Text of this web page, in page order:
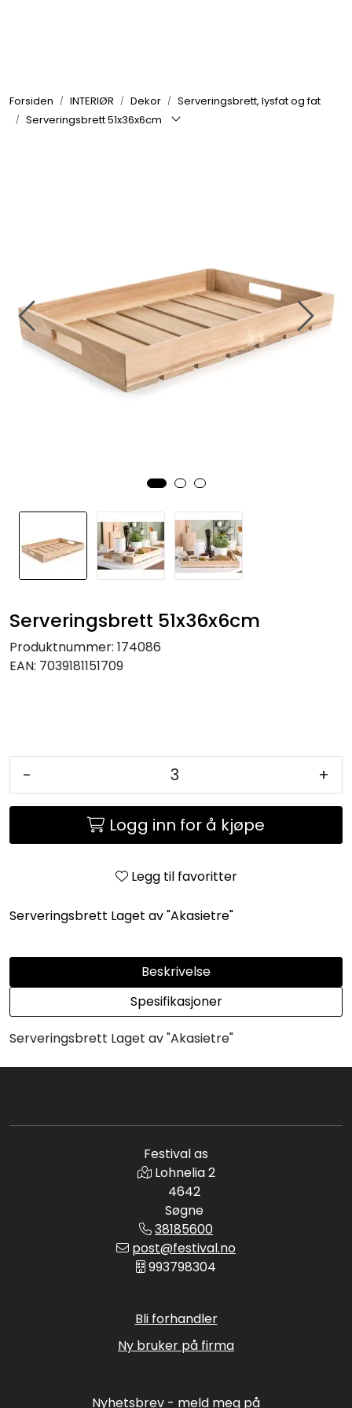
Forsiden INTERIØR Dekor
Serveringsbrett, lysfat og fat
Serveringsbrett 51x36x6cm
Serveringsbrett 51x36x6cm
Produktnummer: 174086
EAN: 7039181151709
- +
Logg inn for å kjøpe
Legg til favoritter
Serveringsbrett Laget av "Akasietre"
Beskrivelse
Spesifikasjoner
Serveringsbrett Laget av "Akasietre"
Festival as
Lohnelia 2
4642
Søgne
38185600
post@festival.no
993798304
Bli forhandler
Ny bruker på firma
Nyhetsbrev - meld meg på
UTEMILJØ
TEKSTIL
KJØKKEN
JUL